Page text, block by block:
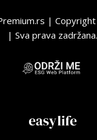
|
| Sva prava zadržana.